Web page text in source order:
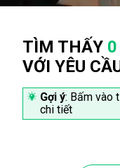
TÌM THẤY 0
VỚI YÊU
Gợi ý: Bấm vào
chi tiết